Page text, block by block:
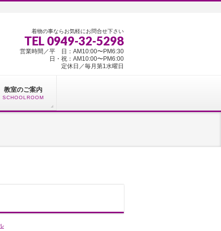
着物の事ならお気軽にお問合せ下さい
TEL 0949-32-5298
営業時間／平 日：AM10:00〜PM6:30
日・祝：AM10:00〜PM6:00
定休日／毎月第1水曜日
教室のご案内
SCHOOLROOM